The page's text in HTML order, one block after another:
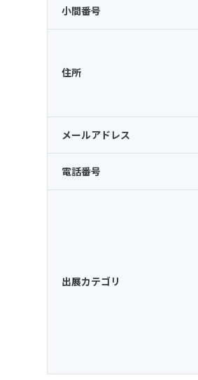
小間番号
住所
メールアドレス
電話番号
出展カテゴリ